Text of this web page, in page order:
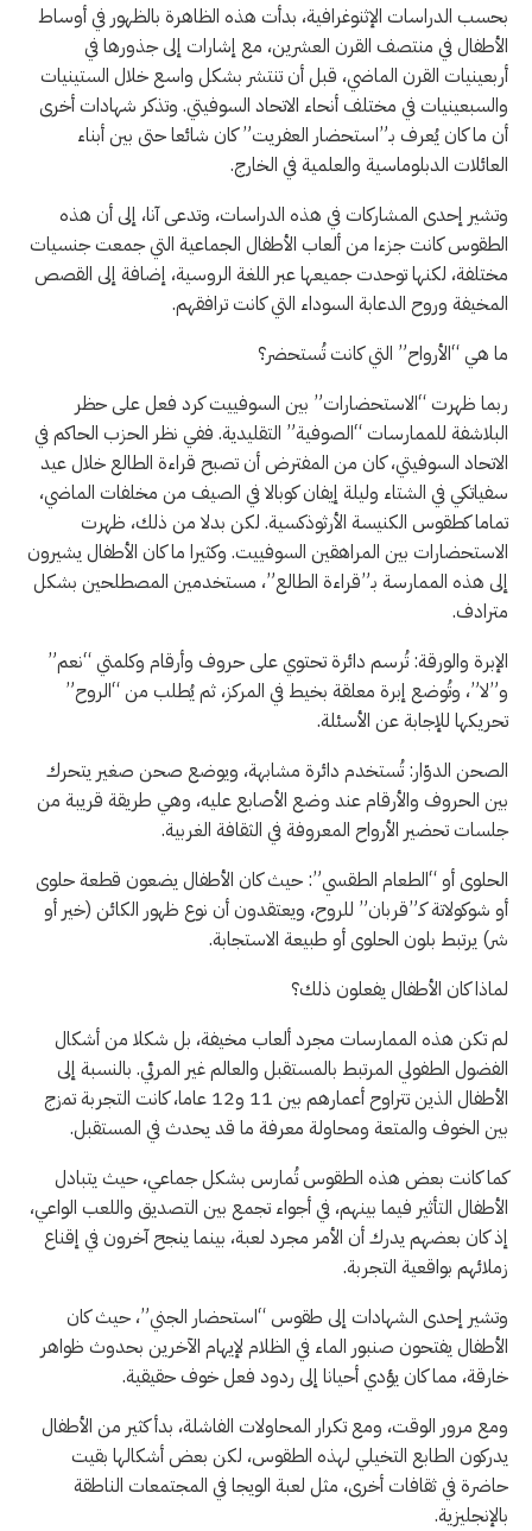
بحسب الدراسات الإثنوغرافية، بدأت هذه الظاهرة بالظهور في أوساط
الأطفال في منتصف القرن العشرين، مع إشارات إلى جذورها في
أربعينيات القرن الماضي، قبل أن تنتشر بشكل واسع خلال الستينيات
والسبعينيات في مختلف أنحاء الاتحاد السوفيتي. وتذكر شهادات أخرى
أن ما كان يُعرف بـ”استحضار العفريت” كان شائعا حتى بين أبناء
العائلات الدبلوماسية والعلمية في الخارج.
وتشير إحدى المشاركات في هذه الدراسات، وتدعى آنا، إلى أن هذه
الطقوس كانت جزءا من ألعاب الأطفال الجماعية التي جمعت جنسيات
مختلفة، لكنها توحدت جميعها عبر اللغة الروسية، إضافة إلى القصص
المخيفة وروح الدعابة السوداء التي كانت ترافقهم.
ما هي “الأرواح” التي كانت تُستحضر؟
ربما ظهرت “الاستحضارات” بين السوفييت كرد فعل على حظر
البلاشفة للممارسات “الصوفية” التقليدية. ففي نظر الحزب الحاكم في
الاتحاد السوفيتي، كان من المفترض أن تصبح قراءة الطالع خلال عيد
سفياتكي في الشتاء وليلة إيفان كوبالا في الصيف من مخلفات الماضي،
تماما كطقوس الكنيسة الأرثوذكسية. لكن بدلا من ذلك، ظهرت
الاستحضارات بين المراهقين السوفييت. وكثيرا ما كان الأطفال يشيرون
إلى هذه الممارسة بـ”قراءة الطالع”، مستخدمين المصطلحين بشكل
مترادف.
الإبرة والورقة: تُرسم دائرة تحتوي على حروف وأرقام وكلمتي “نعم”
و”لا”، وتُوضع إبرة معلقة بخيط في المركز، ثم يُطلب من “الروح”
تحريكها للإجابة عن الأسئلة.
الصحن الدوّار: تُستخدم دائرة مشابهة، ويوضع صحن صغير يتحرك
بين الحروف والأرقام عند وضع الأصابع عليه، وهي طريقة قريبة من
جلسات تحضير الأرواح المعروفة في الثقافة الغربية.
الحلوى أو “الطعام الطقسي”: حيث كان الأطفال يضعون قطعة حلوى
أو شوكولاتة كـ”قربان” للروح، ويعتقدون أن نوع ظهور الكائن (خير أو
شر) يرتبط بلون الحلوى أو طبيعة الاستجابة.
لماذا كان الأطفال يفعلون ذلك؟
لم تكن هذه الممارسات مجرد ألعاب مخيفة، بل شكلا من أشكال
الفضول الطفولي المرتبط بالمستقبل والعالم غير المرئي. بالنسبة إلى
الأطفال الذين تتراوح أعمارهم بين 11 و12 عاما، كانت التجربة تمزج
بين الخوف والمتعة ومحاولة معرفة ما قد يحدث في المستقبل.
كما كانت بعض هذه الطقوس تُمارس بشكل جماعي، حيث يتبادل
الأطفال التأثير فيما بينهم، في أجواء تجمع بين التصديق واللعب الواعي،
إذ كان بعضهم يدرك أن الأمر مجرد لعبة، بينما ينجح آخرون في إقناع
زملائهم بواقعية التجربة.
وتشير إحدى الشهادات إلى طقوس “استحضار الجني”، حيث كان
الأطفال يفتحون صنبور الماء في الظلام لإيهام الآخرين بحدوث ظواهر
خارقة، مما كان يؤدي أحيانا إلى ردود فعل خوف حقيقية.
ومع مرور الوقت، ومع تكرار المحاولات الفاشلة، بدأ كثير من الأطفال
يدركون الطابع التخيلي لهذه الطقوس، لكن بعض أشكالها بقيت
حاضرة في ثقافات أخرى، مثل لعبة الويجا في المجتمعات الناطقة
بالإنجليزية.